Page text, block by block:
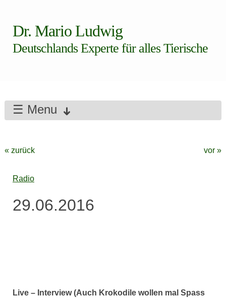
Dr. Mario Ludwig
Deutschlands Experte für alles Tierische
☰ Menu
« zurück vor »
Radio
29.06.2016
Live – Interview (Auch Krokodile wollen mal Spass